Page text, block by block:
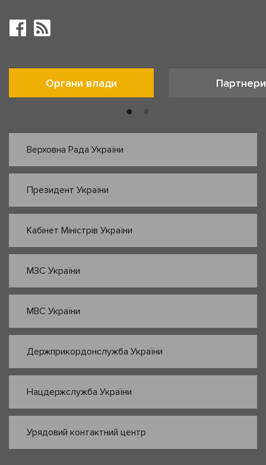
Органи влади Партнери
Верховна Рада України
Президент України
Кабінет Міністрів України
МЗС України
МВС України
Держприкордонслужба України
Нацдержслужба України
Урядовий контактний центр